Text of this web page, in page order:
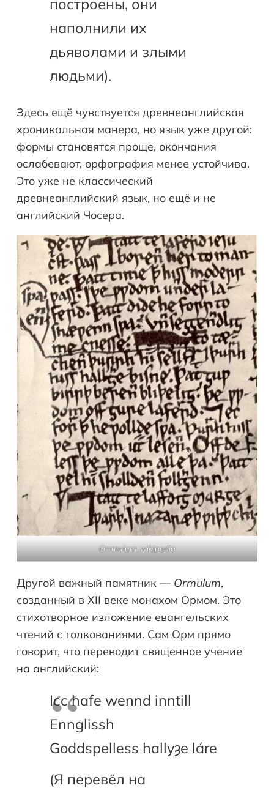
наполнили их
дьяволами и злыми
людьми).
Здесь ещё чувствуется древнеанглийская
хроникальная манера, но язык уже другой:
формы становятся проще, окончания
ослабевают, орфография менее устойчива.
Это уже не классический
древнеанглийский язык, но ещё и не
английский Чосера.
Orrmulum, wikipedia
Другой важный памятник — Ormulum,
созданный в XII веке монахом Ормом. Это
стихотворное изложение евангельских
чтений с толкованиями. Сам Орм прямо
говорит, что переводит священное учение
на английский:
Icc hafe wennd inntill
Ennglissh
Goddspelless hallyȝe láre
(Я перевёл на